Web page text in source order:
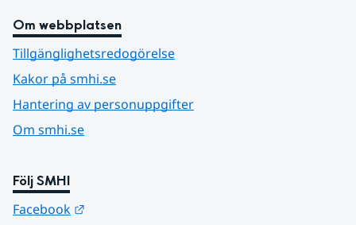
Om webbplatsen
Tillgänglighetsredogörelse
Kakor på smhi.se
Hantering av personuppgifter
Om smhi.se
Följ SMHI
Facebook